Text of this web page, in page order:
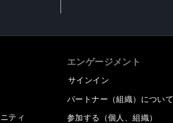
ティ
エンゲージメント
サインイン
パートナー（組織）について
参加する（個人、組織）